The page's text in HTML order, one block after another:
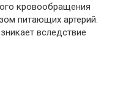
кровообращения
питающих артерий.
вследствие